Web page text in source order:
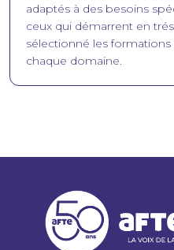
adaptés à des besoins
ceux qui démarrent en
sélectionné les formations
chaque domaine.